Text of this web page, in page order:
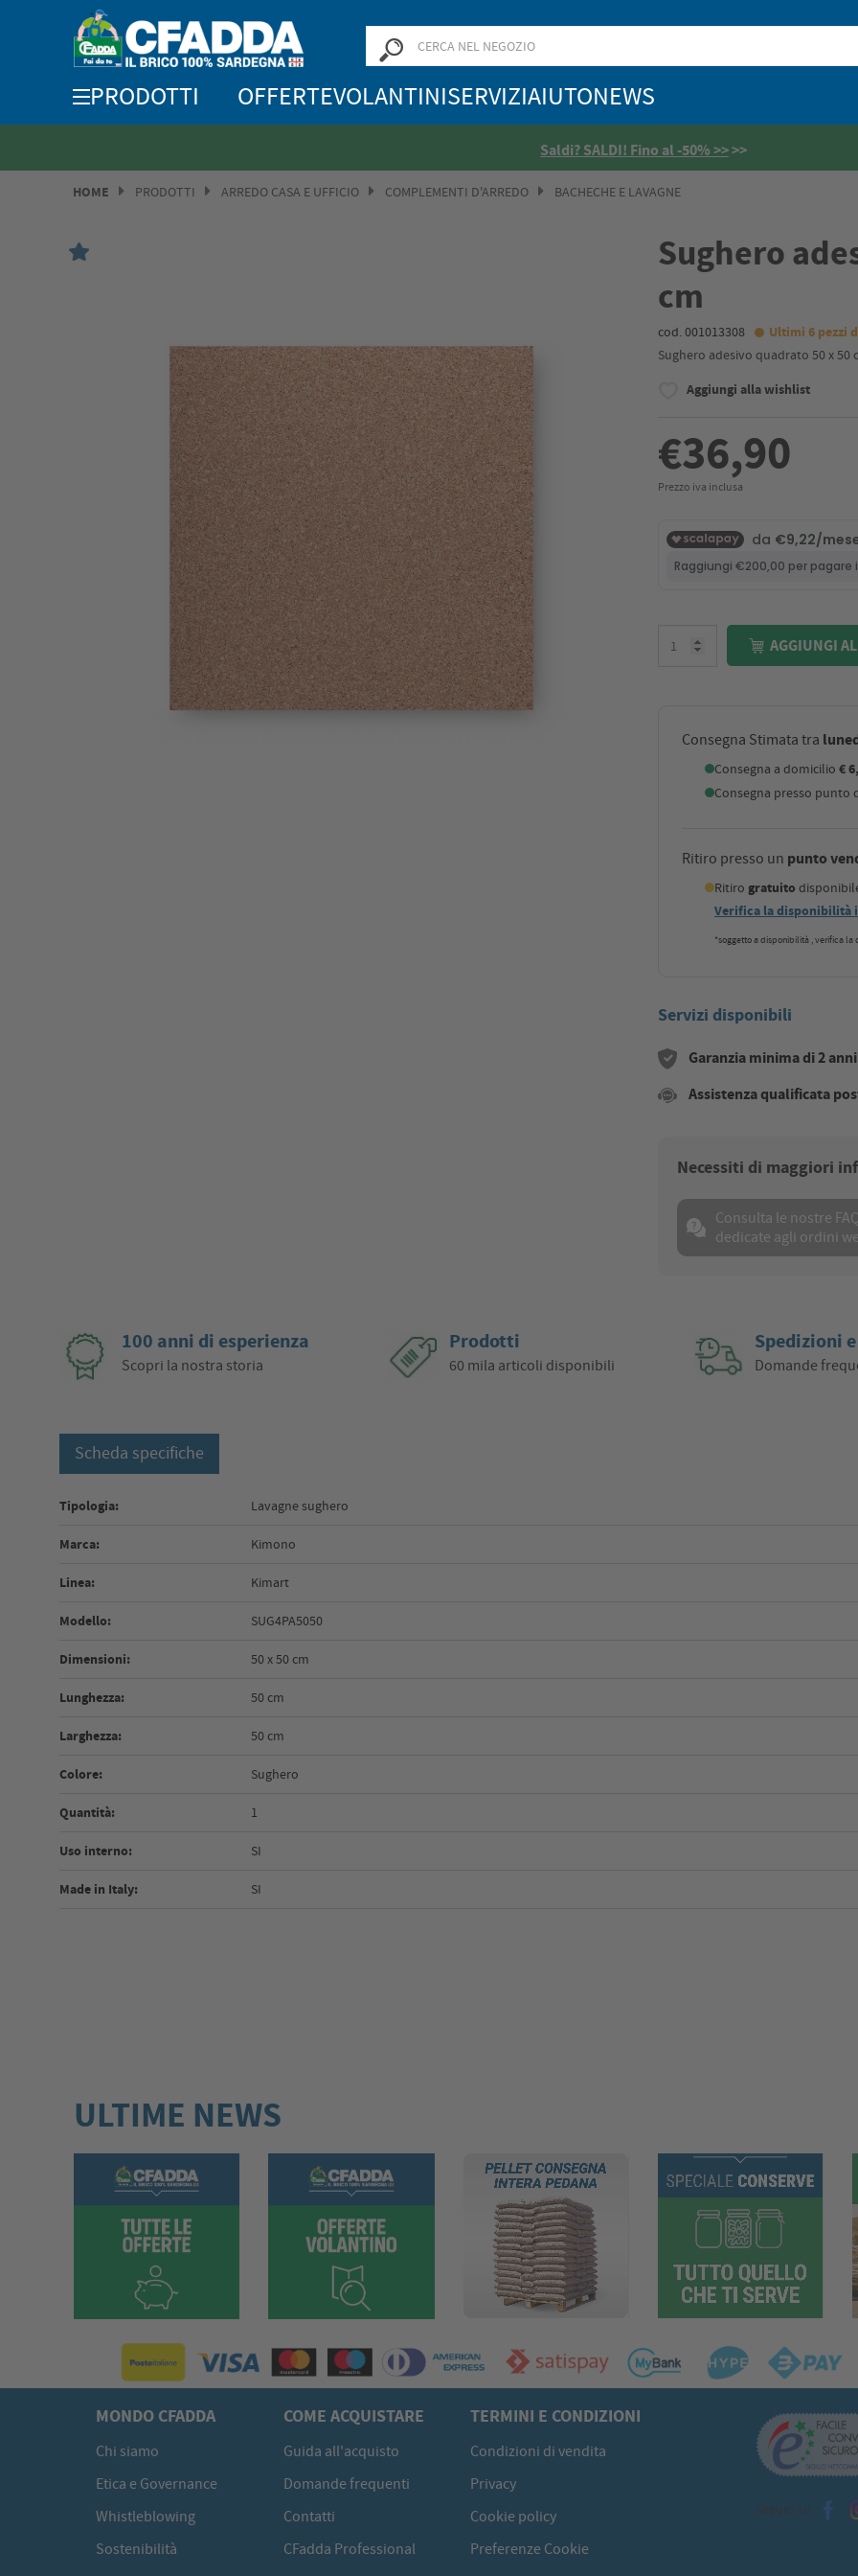
PRODOTTI OFFERTEVOLANTINISERVIZIAIUTONEWS
Saldi? SALDI! Fino al -50% >>>>
HOME PRODOTTI ARREDO CASA E UFFICIO COMPLEMENTI D'ARREDO BACHECHE E LAVAGNE
Sughero
cm
cod. 001013308 Ultimi 6 pezzi
Sughero adesivo quadrato 50 x 50
Aggiungi alla wishlist
€36,90
Prezzo iva inclusa
AGGIUNGI
Consegna Stimata tra
Consegna a domicilio €
Consegna presso punto
Ritiro presso un punto
Ritiro gratuito
Verifica la disponibilità
*soggetto a disponibilità , verifica
Servizi disponibili
Garanzia minima di 2
Assistenza qualificata
Necessiti di maggiori
Consulta le nostre
dedicate agli ordini
100 anni di esperienza
Scopri la nostra storia
Prodotti
60 mila articoli disponibili
Spedizioni
Domande
Scheda specifiche
Tipologia: Lavagne sughero
Marca: Kimono
Linea: Kimart
Modello: SUG4PA5050
Dimensioni: 50 x 50 cm
Lunghezza: 50 cm
Larghezza: 50 cm
Colore: Sughero
Quantità: 1
Uso interno: SI
Made in Italy: SI
ULTIME NEWS
MONDO CFADDA
Chi siamo
Etica e Governance
Whistleblowing
Sostenibilità
COME ACQUISTARE
Guida all'acquisto
Domande frequenti
Contatti
CFadda Professional
TERMINI E CONDIZIONI
Condizioni di vendita
Privacy
Cookie policy
Preferenze Cookie
Seguici su